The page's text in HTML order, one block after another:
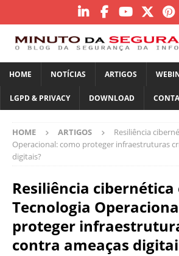
HOME NOTÍCIAS ARTIGOS
LGPD & PRIVACY DOWNLOAD
HOME ARTIGOS
Resiliência
Operacional: como proteger infraestruturas
digitais?
Resiliência cibernética
Tecnologia
proteger
contra ameaças